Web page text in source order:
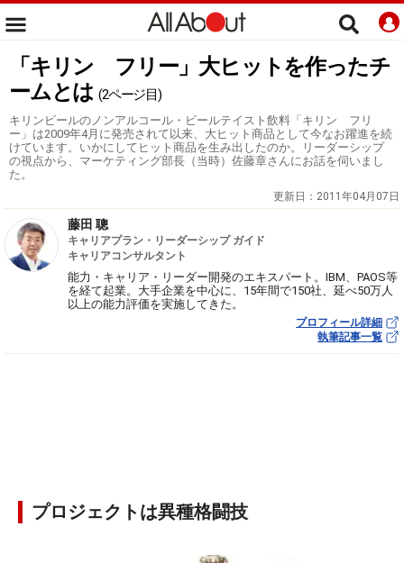
「キリン フリー」大ヒットを作ったチ
ームとは (2ページ目)
キリンビールのノンアルコール・ビールテイスト飲料「キリン フリ
ー」は2009年4月に発売されて以来、大ヒット商品として今なお躍進を続
けています。いかにしてヒット商品を生み出したのか。リーダーシップ
の視点から、マーケティング部長（当時）佐藤章さんにお話を伺いまし
た。
更新日： 2011年04月07日
藤田 聰
キャリアプラン・リーダーシップ ガイド
キャリアコンサルタント
能力・キャリア・リーダー開発のエキスパート。IBM、PAOS等
を経て起業。大手企業を中心に、15年間で150社、延べ50万人
以上の能力評価を実施してきた。
プロフィール詳細
執筆記事一覧
プロジェクトは異種格闘技